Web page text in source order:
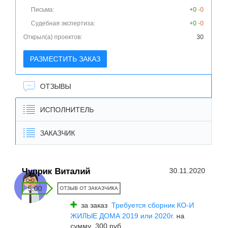
Письма:
+0 -0
Судебная экспертиза:
+0 -0
Открыл(а) проектов:
30
РАЗМЕСТИТЬ ЗАКАЗ
ОТЗЫВЫ
ИСПОЛНИТЕЛЬ
ЗАКАЗЧИК
Чуприк Виталий 30.11.2020
5.00 ОТЗЫВ ОТ ЗАКАЗЧИКА
за заказ Требуется сборник КО-И
ЖИЛЫЕ ДОМА 2019 или 2020г. на
сумму 300 руб.